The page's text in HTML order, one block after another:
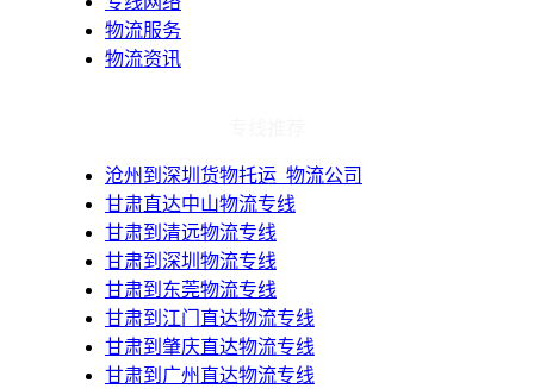
物流服务
物流资讯
​沧州到深圳货物托运_物流公司
甘肃直达中山物流专线
甘肃到清远物流专线
甘肃到深圳物流专线
甘肃到东莞物流专线
甘肃到江门直达物流专线
甘肃到肇庆直达物流专线
甘肃到广州直达物流专线